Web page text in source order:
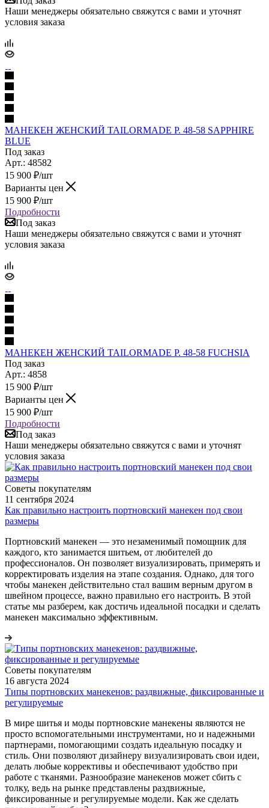
Наши менеджеры обязательно свяжутся с вами и уточнят
условия заказа
МАНЕКЕН ЖЕНСКИЙ TAILORMADE Р. 48-58 SAPPHIRE
BLUE
Под заказ
Арт.: 48582
15 900 ₽/шт
Варианты цен
15 900 ₽/шт
Подробности
Под заказ
Наши менеджеры обязательно свяжутся с вами и уточнят
условия заказа
МАНЕКЕН ЖЕНСКИЙ TAILORMADE Р. 48-58 FUCHSIA
Под заказ
Арт.: 4858
15 900 ₽/шт
Варианты цен
15 900 ₽/шт
Подробности
Под заказ
Наши менеджеры обязательно свяжутся с вами и уточнят
условия заказа
Советы покупателям
11 сентября 2024
Как правильно настроить портновский манекен под свои
размеры
Портновский манекен — это незаменимый помощник для
каждого, кто занимается шитьем, от любителей до
профессионалов. Он позволяет визуализировать, примерять и
корректировать изделия на этапе создания. Однако, для того
чтобы манекен действительно стал вашим верным другом в
швейном процессе, важно правильно его настроить. В этой
статье мы разберем, как достичь идеальной посадки и сделать
манекен максимально эффективным.
Советы покупателям
16 августа 2024
Типы портновских манекенов: раздвижные, фиксированные и
регулируемые
В мире шитья и моды портновские манекены являются не
просто вспомогательными инструментами, но и надежными
партнерами, помогающими создать идеальную посадку и
стиль. Они позволяют дизайнеру визуализировать свои идеи,
делать любые коррективы и обеспечивают удобство при
работе с тканями. Разнообразие манекенов может сбить с
толку, ведь на рынке представлены раздвижные,
фиксированные и регулируемые модели. Как же сделать